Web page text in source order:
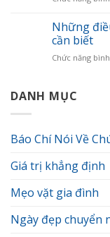
Những
cần biết
Chức năng
DANH MỤC
Báo Chí Nói Về
Giá trị khẳng định
Mẹo vặt gia đình
Ngày đẹp chuyển